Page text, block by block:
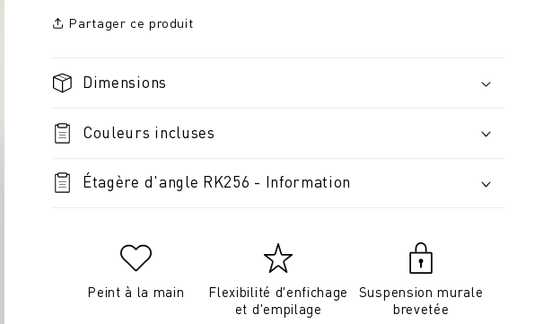
Partager ce produit
Dimensions
Couleurs incluses
Étagère d'angle RK256 - Information
Peint à la main
Flexibilité d'enfichage
et d'empilage
Suspension murale
brevetée